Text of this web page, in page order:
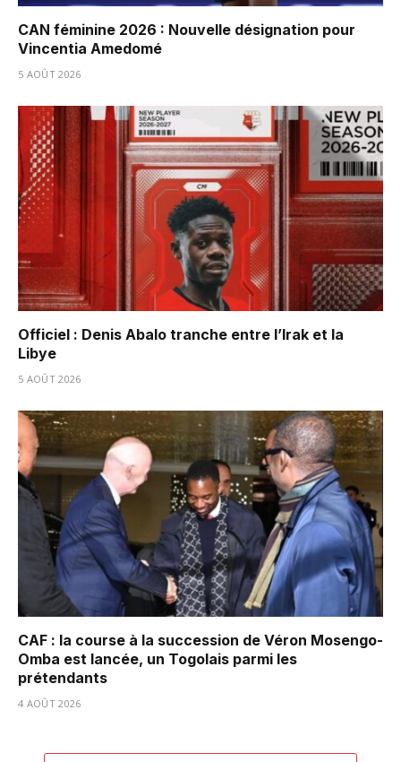
CAN féminine 2026 : Nouvelle désignation pour
Vincentia Amedomé
5 AOÛT 2026
Officiel : Denis Abalo tranche entre l’Irak et la
Libye
5 AOÛT 2026
CAF : la course à la succession de Véron Mosengo-
Omba est lancée, un Togolais parmi les
prétendants
4 AOÛT 2026